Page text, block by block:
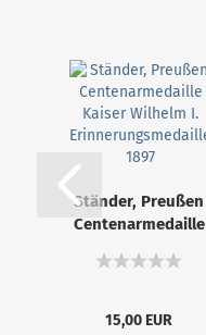
Ständer, Preußen
Centenarmedaille
15,00 EUR